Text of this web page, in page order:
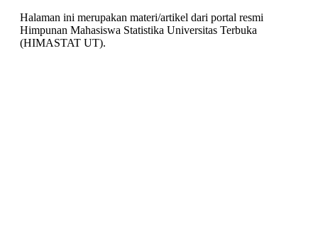
Halaman ini merupakan materi/artikel dari portal resmi
Himpunan Mahasiswa Statistika Universitas Terbuka
(HIMASTAT UT).